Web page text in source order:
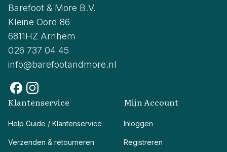
Barefoot & More B.V.
Kleine Oord 86
6811HZ Arnhem
026 737 04 45
info@barefootandmore.nl
Klantenservice
Help Guide / Klantenservice
Verzenden & retourneren
Mijn Account
Inloggen
Registreren